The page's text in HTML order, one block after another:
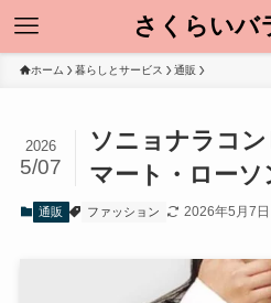
さくらいバ
ホーム 暮らしとサービス 通販
ソニョナラコ
マート・ロー
2026
5/07
通販 ファッション 2026年5月7日